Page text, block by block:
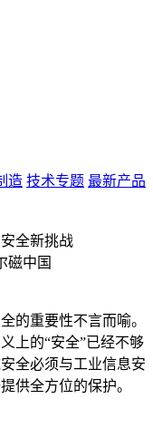
造 技术专题 最新产品
全新挑战
磁中国
的重要性不言而喻。
上的“安全”已经不够
全必须与工业信息安
供全方位的保护。